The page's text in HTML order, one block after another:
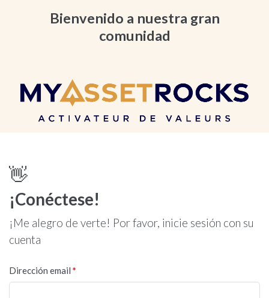
Bienvenido a nuestra gran
comunidad
👋
¡Conéctese!
¡Me alegro de verte! Por favor, inicie sesión con su
cuenta
Dirección email